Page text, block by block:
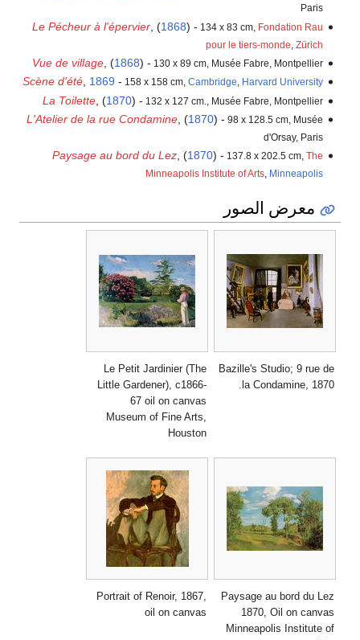
Le Pécheur à l'épervier, ( 1868) -134 x 83 cm,Fondation Rau
pour le tiers-monde
Vue de village, ( 1868) -130 x 89 cm, Musée Fabre, Montpellier
Scène d'été,1869 -158 x 158 cm,Cambridge, Harvard University
La Toilette, ( 1870) -132 x 127 cm., Musée Fabre, Montpellier
L'Atelier de la rue Condamine, ( 1870) -98 x 128.5 cm, Musée
d'Orsay, Paris
Paysage au bord du Lez, ( 1870) - 137.8 x 202.5 cm,
Minneapolis Institute of Arts,Minneapolis
معرض الصور
Bazille's Studio; 9 rue
la Condamine,
Le Petit Jardinier (The
Little Gardener), c1866-
67 oil on canvas
Museum of Fine Arts,
Houston
Paysage au bord du
1870, Oil on
Minneapolis
Portrait of Renoir, 1867,
oil on canvas